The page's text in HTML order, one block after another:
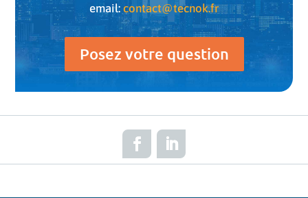
email: contact@tecnok.fr
Posez votre question